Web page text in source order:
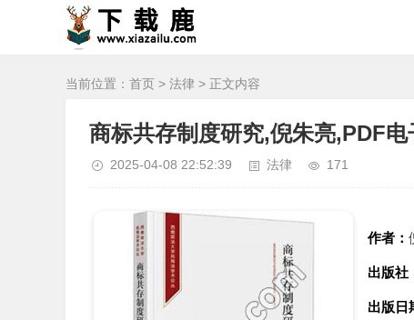
当前位置： 首页 > 法律 > 正文内容
商标共存制度研究,倪朱亮,PDF
2025-04-08 22:52:39 法律 171
作者：
出版社
出版日